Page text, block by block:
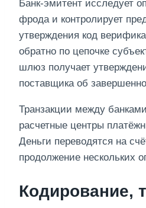
Банк-эмитент исследует
фрода и контролирует
утверждения код
обратно по цепочке
шлюз получает
поставщика об
Транзакции между
расчетные центры
Деньги переводятся на
продолжение нескольких
Кодирование,